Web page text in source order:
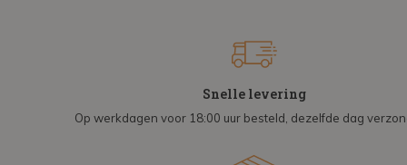
Snelle levering
Op werkdagen voor 18:00 uur besteld, dezelfde dag